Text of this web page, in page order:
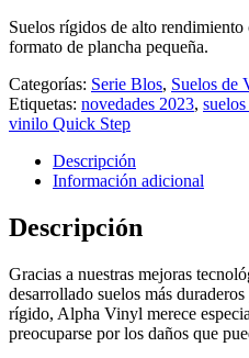
Suelos rígidos de alto
formato de plancha pequeña.
Categorías: Serie Blos, Suelos de
Etiquetas: novedades 2023,
vinilo Quick Step
Descripción
Información adicional
Descripción
Gracias a nuestras mejoras
desarrollado suelos más
rígido, Alpha Vinyl merece
preocuparse por los daños que